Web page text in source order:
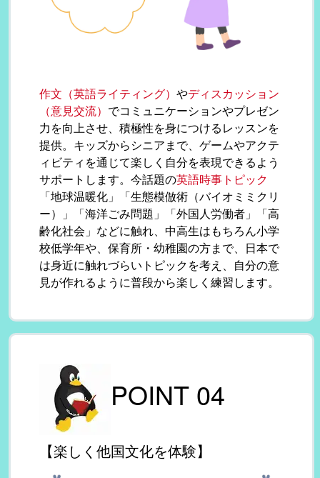
作文（英語ライティング）やディスカッション
（意見交流） でコミュニケーションやプレゼン
力を向上させ、積極性を身につけるレッスンを
提供。キッズからシニアまで、ゲームやアクテ
ィビティを通じて楽しく自分を表現できるよう
サポートします。今話題の英語時事トピック
「地球温暖化」「生態模倣術（バイオミミクリ
ー）」「海洋ごみ問題」「外国人労働者」「高
齢化社会」などに触れ、中高生はもちろん小学
校低学年や、保育所・幼稚園の方まで、日本で
は身近に触れづらいトピックを考え、自分の意
見が作れるように普段から楽しく練習します。
POINT 04
【楽しく他国文化を体験】